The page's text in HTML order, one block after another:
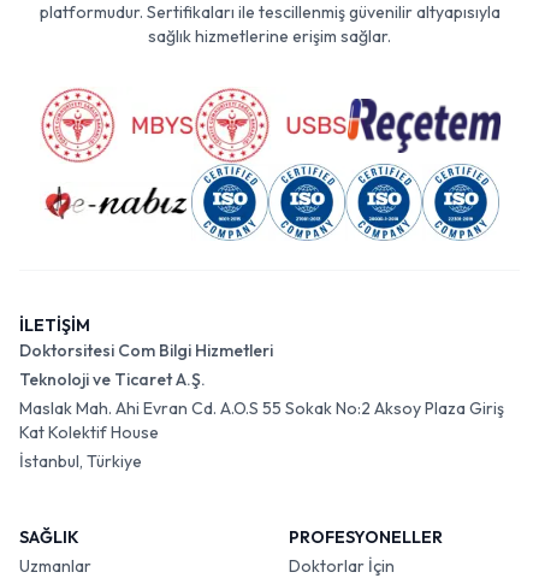
platformudur. Sertifikaları ile tescillenmiş güvenilir altyapısıyla
sağlık hizmetlerine erişim sağlar.
İLETİŞİM
Doktorsitesi Com Bilgi Hizmetleri
Teknoloji ve Ticaret A.Ş.
Maslak Mah. Ahi Evran Cd. A.O.S 55 Sokak No:2 Aksoy Plaza Giriş
Kat Kolektif House
İstanbul, Türkiye
SAĞLIK
Uzmanlar
PROFESYONELLER
Doktorlar İçin